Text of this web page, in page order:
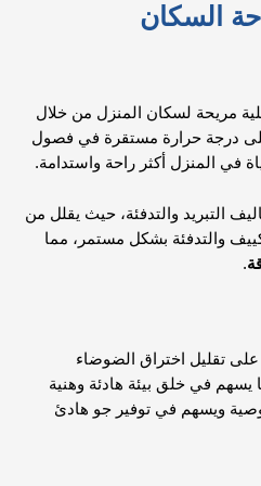
السكان
مريحة لسكان المنزل من خلال
درجة حرارة مستقرة في فصول
في المنزل أكثر راحة واستدامة.
التبريد والتدفئة، حيث يقلل من
والتدفئة بشكل مستمر، مما
.
على تقليل اختراق الضوضاء
يسهم في خلق بيئة هادئة وهنية
ويسهم في توفير جو هادئ